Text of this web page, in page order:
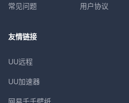
常见问题 用户协议
友情链接
UU远程
UU加速器
网易千千壁纸